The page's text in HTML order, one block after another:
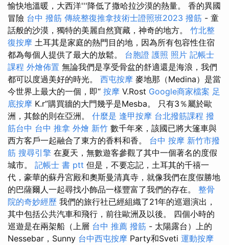
愉快地溫暖，大西洋'''降低了撒哈拉沙漠的熱量。 香的異國
冒險 台中 撥筋 傳統整復推拿技術士證照班2023 撥筋 - 童
話般的沙漠，獨特的美麗自然寶藏，神奇的地方。 竹北整
復按摩 土耳其是家庭的熱門目的地，因為所有包容性住宿
都為每個人提供了最大的放鬆。 台胞證 護照 照片 記帳士
課程 外燴佈置 無論我們是享受骨盆的舒適還是海浪，我們
都可以度過美好的時光。 西屯按摩 麥地那（Medina）是當
今世界上最大的一個，即“ 按摩 V.Rost Google商家檔案 足
底按摩 K.r”購買牆的大門幾乎是Mesba。 只有3％屬於歐
洲，其餘的則在亞洲。 什麼是 逢甲按摩 台北撥筋課程 撥
筋台中 台中 推拿 外燴 新竹 數千年來，該國已將大篷車與
西方客戶一起融合了東方的香料和香。 台中 按摩 新竹市撥
筋 搜尋引擎 在夏天，無數遊客參觀了其中一個著名的度假
城市。 記帳士 書 ptt 但是，不要忘記，土耳其的千禧一
代，豪華的蘇丹宮殿和奧斯曼清真寺，就像我們在度假勝地
的巴薩爾人一起尋找小飾品一樣豐富了我們的存在。 整骨
院的奇妙經歷 我們的旅行社已經組織了21年的巡迴演出，
其中包括公共汽車和飛行，前往歐洲及以後。 四個小時的
巡遊是在兩架船（上層 台中 推薦 撥筋 - 太陽露台）上的
Nessebar，Sunny 台中西屯按摩 Party和Sveti 運動按摩